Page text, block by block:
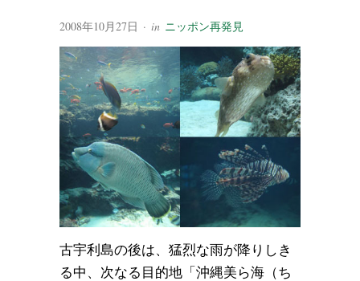
2008年10月27日 · in ニッポン再発見
古宇利島の後は、猛烈な雨が降りしき
る中、次なる目的地「沖縄美ら海（ち